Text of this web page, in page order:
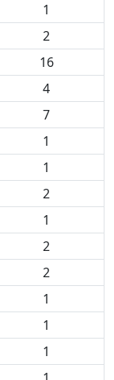
1
2
16
4
7
1
1
2
1
2
2
1
1
1